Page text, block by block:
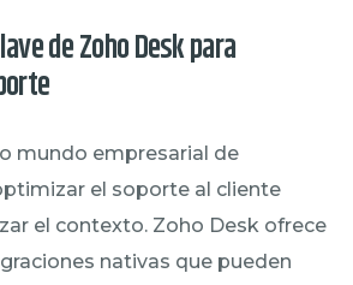
de Zoho Desk para
mundo empresarial de
el soporte al cliente
el contexto. Zoho Desk ofrece
nativas que pueden